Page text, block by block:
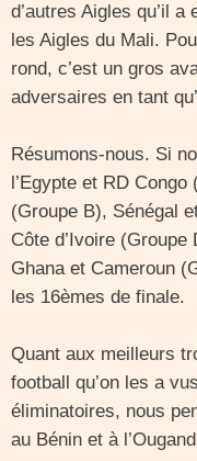
d’autres Aigles qu’il
les Aigles du Mali.
rond, c’est un gros
adversaires en tant
Résumons-nous. Si
l’Egypte et RD
(Groupe B), Sénégal
Côte d’Ivoire
Ghana et Cameroun
les 16èmes de finale.
Quant aux meilleurs
football qu’on les a
éliminatoires, nous
au Bénin et à